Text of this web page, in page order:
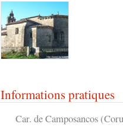
Informations pratiques
Car. de Camposancos